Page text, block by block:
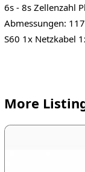
6s - 8s Zellenzahl
Abmessungen:
S60 1x Netzkabel
More